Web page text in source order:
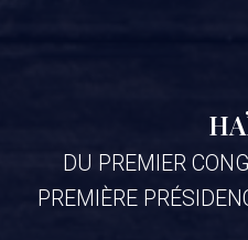
DU PREMIER
PREMIÈRE